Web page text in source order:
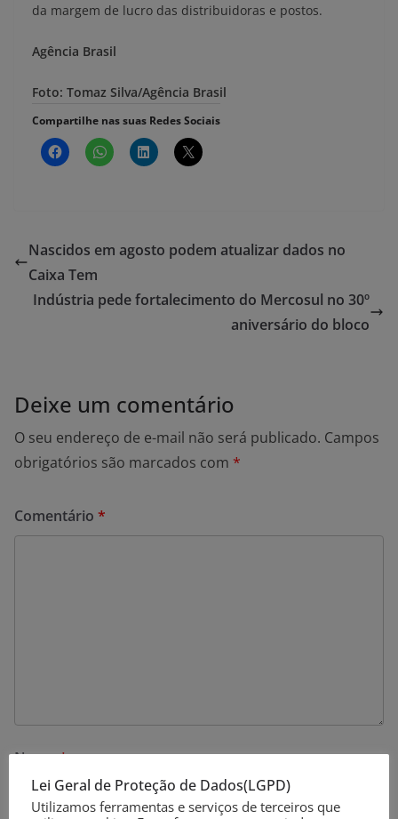
da margem de lucro das distribuidoras e postos.
Agência Brasil
Foto: Tomaz Silva/Agência Brasil
Compartilhe nas suas Redes Sociais
Nascidos em agosto podem atualizar dados no
Caixa Tem
Indústria pede fortalecimento do Mercosul no 30º
aniversário do bloco
Deixe um comentário
O seu endereço de e-mail não será publicado. Campos
obrigatórios são marcados com *
Comentário *
Nome*
Lei Geral de Proteção de Dados(LGPD)
Utilizamos ferramentas e serviços de terceiros que